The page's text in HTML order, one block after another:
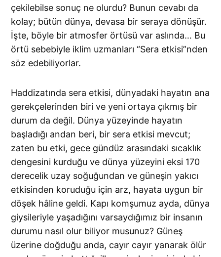
çekilebilse sonuç ne olurdu? Bunun cevabı da
kolay; bütün dünya, devasa bir seraya dönüşür.
İşte, böyle bir atmosfer örtüsü var aslında… Bu
örtü sebebiyle iklim uzmanları “Sera etkisi”nden
söz edebiliyorlar.
Haddizatında sera etkisi, dünyadaki hayatın ana
gerekçelerinden biri ve yeni ortaya çıkmış bir
durum da değil. Dünya yüzeyinde hayatın
başladığı andan beri, bir sera etkisi mevcut;
zaten bu etki, gece gündüz arasındaki sıcaklık
dengesini kurduğu ve dünya yüzeyini eksi 170
derecelik uzay soğuğundan ve güneşin yakıcı
etkisinden koruduğu için arz, hayata uygun bir
döşek hâline geldi. Kapı komşumuz ayda, dünya
giysileriyle yaşadığını varsaydığımız bir insanın
durumu nasıl olur biliyor musunuz? Güneş
üzerine doğduğu anda, cayır cayır yanarak ölür